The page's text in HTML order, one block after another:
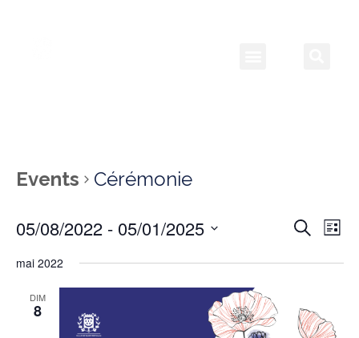
Events Cérémonie
Search
List
05/08/2022 - 05/01/2025
date.
mai 2022
DIM
8